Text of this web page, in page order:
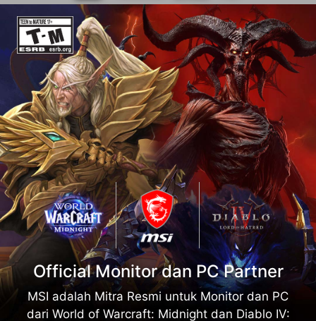
Official Monitor dan PC Partner
MSI adalah Mitra Resmi untuk Monitor dan PC
dari World of Warcraft: Midnight dan Diablo IV: